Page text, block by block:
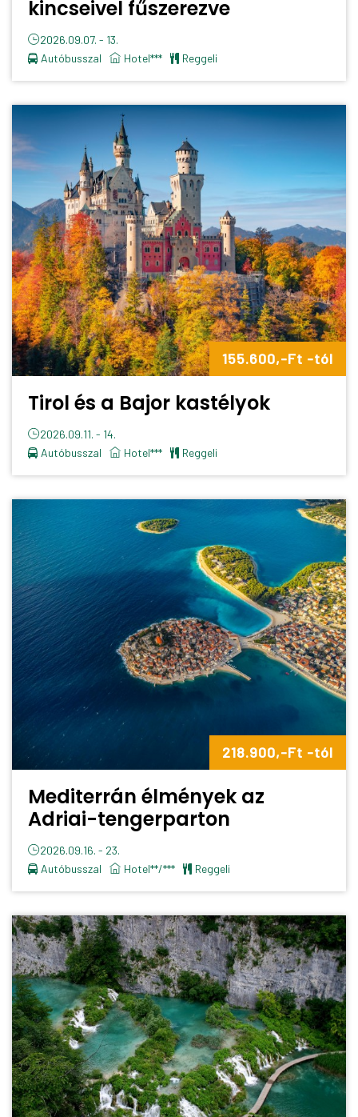
kincseivel fűszerezve
2026.09.07. - 13.
Autóbusszal
Hotel*** reggeli
155.600,-Ft -tól
Tirol és a Bajor kastélyok
2026.09.11. - 14.
Autóbusszal
hotel*** reggeli
218.900,-Ft -tól
Mediterrán élmények az
Adriai-tengerparton
2026.09.16. - 23.
Autóbusszal
Hotel**/*** reggeli